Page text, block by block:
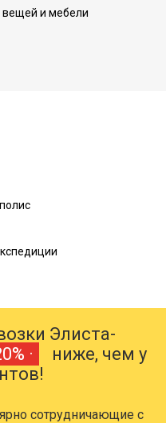
вещей и мебели
Элиста-
·
ниже, чем у
сотрудничающие с